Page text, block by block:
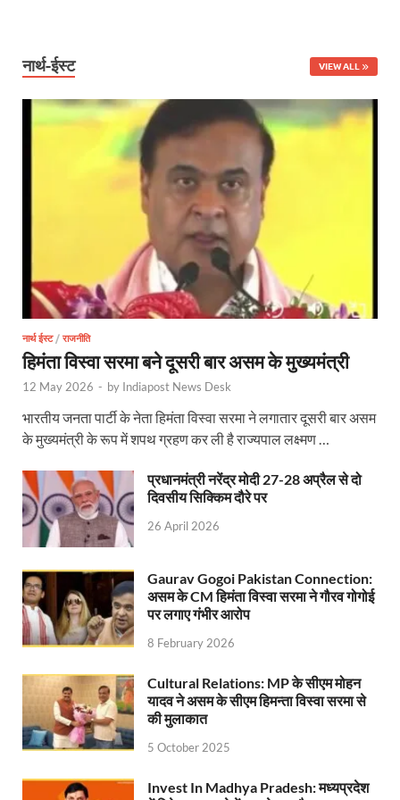
Aravalli Satyagraha Yatra: अरावली की रक्षा के लिए
Rhythm of the Universe: यशोभूमि में ‘रिदम ऑफ
Voter Mapping: मतदाता मैपिंग आसान बनाने के लिए
PM Adarsh Gram Yojana: योगी सरकार का बड़ा कदम,
Rabri Devi Residence: रात के अंधेरे में खाली होने लगा
Nainital Winter Carnival: मुख्यमंत्री पुष्कर सिंह धामी ने
Railway West Bengal Project: भारतीय रेलवे ने
Nitin Nabin News: चुनाव में प्रचंड बहुमत में बीएलए 2 ने
Northern Railway News: उत्तर रेलवे ने हिमाचल
UP Rain Basera: योगी सरकार यात्रियों की सुरक्षा के
Indramani Badoni Jayanti: उत्तराखंड के गांधी को
Nitin Nabin Bihar Visit: बिहार दौरे पर रहेंगे बीजेपी के
Kisan Samman Diwas: किसान सम्मान दिवस’ मनाएगी
UP Vidhan Sabha Budget: योगी सरकार ने
UP Vidhan Sabha:देश में दो नमूने हैं, जब कोई चर्चा होती
UP Rain Basera: ठंड में आने वाले फरियादियों के लिए
FCI News: पहली बार फूड कॉर्पोरेशन ऑफ इंडिया (FCI)
Shakti Sadan Yojana: संकटग्रस्त महिलाओं के लिए
नार्थ-ईस्ट VIEW ALL
नार्थ ईस्ट/ राजनीति
हिमंता विस्वा सरमा बने दूसरी बार असम के मुख्यमंत्री
12 May 2026 - by Indiapost News Desk
भारतीय जनता पार्टी के नेता हिमंता विस्वा सरमा ने लगातार दूसरी बार असम
के मुख्यमंत्री के रूप में शपथ ग्रहण कर ली है राज्यपाल लक्ष्मण …
प्रधानमंत्री नरेंद्र मोदी 27-28 अप्रैल से दो
दिवसीय सिक्किम दौरे पर
26 April 2026
Gaurav Gogoi Pakistan Connection:
असम के CM हिमंता विस्वा सरमा ने गौरव गोगोई
पर लगाए गंभीर आरोप
8 February 2026
Cultural Relations: MP के सीएम मोहन
यादव ने असम के सीएम हिमन्ता विस्वा सरमा से
की मुलाकात
5 October 2025
Invest In Madhya Pradesh: मध्यप्रदेश